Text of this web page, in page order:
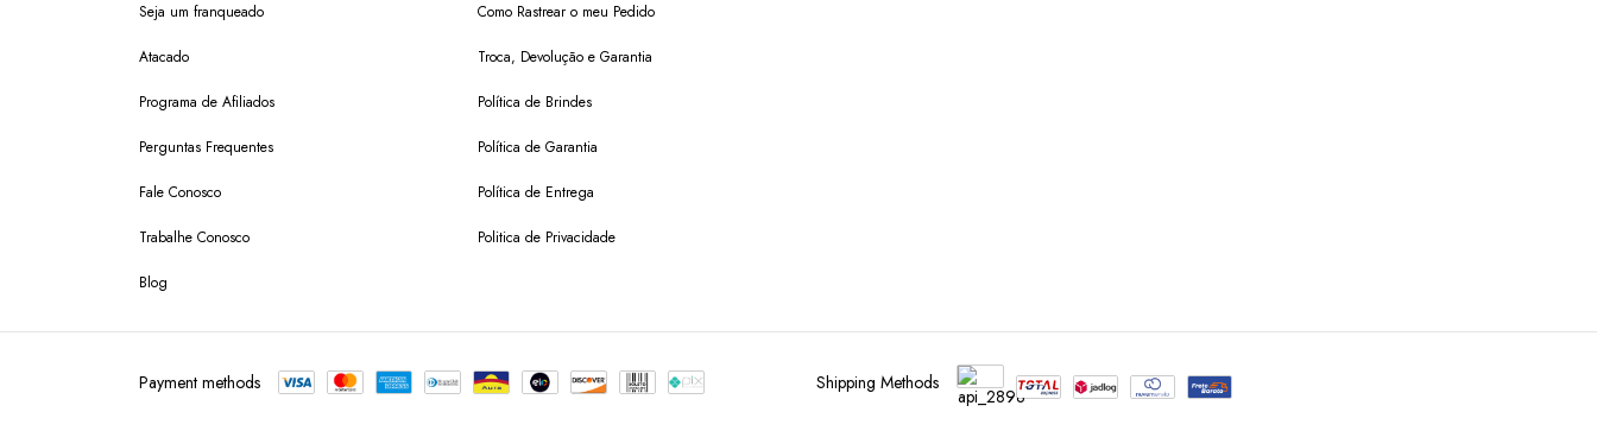
Seja um franqueado
Atacado
Programa de Afiliados
Perguntas Frequentes
Fale Conosco
Trabalhe Conosco
Blog
Como Rastrear o meu Pedido
Troca, Devolução e Garantia
Política de Brindes
Política de Garantia
Política de Entrega
Politica de Privacidade
Payment methods Shipping Methods